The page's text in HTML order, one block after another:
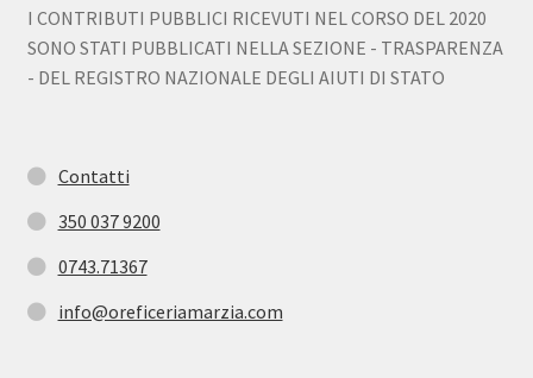
I CONTRIBUTI PUBBLICI RICEVUTI NEL CORSO DEL 2020
SONO STATI PUBBLICATI NELLA SEZIONE - TRASPARENZA
- DEL REGISTRO NAZIONALE DEGLI AIUTI DI STATO
Contatti
350 037 9200
0743.71367
info@oreficeriamarzia.com